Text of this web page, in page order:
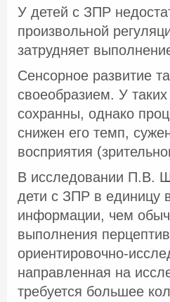
У детей с ЗПР
произвольной
затрудняет
Сенсорное развитие
своеобразием. У
сохранны, однако
снижен его темп,
восприятия
В исследовании П.В.
дети с ЗПР в единицу
информации, чем
выполнения
ориентировочно-
направленная на
требуется большее